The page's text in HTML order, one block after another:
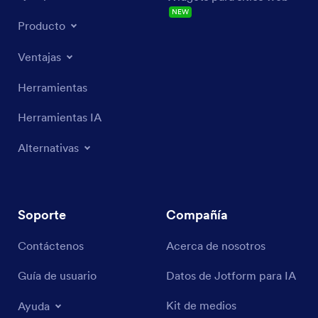
Producto
Ventajas
Herramientas
Herramientas IA
Alternativas
NEW
Soporte
Contáctenos
Guía de usuario
Ayuda
Compañía
Acerca de nosotros
Datos de Jotform para IA
Kit de medios